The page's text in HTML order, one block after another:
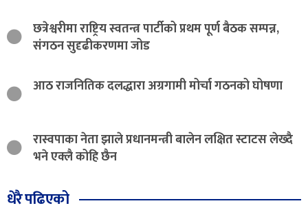
छत्रेश्वरीमा राष्ट्रिय स्वतन्त्र पार्टीको प्रथम पूर्ण बैठक सम्पन्न,
संगठन सुदृढीकरणमा जोड
आठ राजनितिक दलद्धारा अग्रगामी मोर्चा गठनको घोषणा
रास्वपाका नेता झाले प्रधानमन्त्री बालेन लक्षित स्टाटस लेख्दै
भने एक्लै कोहि छैन
धेरै पढिएको